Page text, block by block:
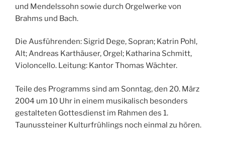
und Mendelssohn sowie durch Orgelwerke von
Brahms und Bach.
Die Ausführenden: Sigrid Dege, Sopran; Katrin Pohl,
Alt; Andreas Karthäuser, Orgel; Katharina Schmitt,
Violoncello. Leitung: Kantor Thomas Wächter.
Teile des Programms sind am Sonntag, den 20. März
2004 um 10 Uhr in einem musikalisch besonders
gestalteten Gottesdienst im Rahmen des 1.
Taunussteiner Kulturfrühlings noch einmal zu hören.